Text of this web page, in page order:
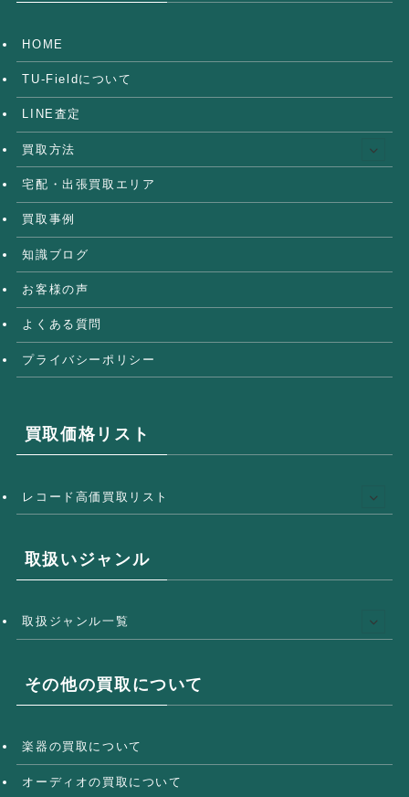
HOME
TU-Fieldについて
LINE査定
買取方法
宅配・出張買取エリア
買取事例
知識ブログ
お客様の声
よくある質問
プライバシーポリシー
買取価格リスト
レコード高価買取リスト
取扱いジャンル
取扱ジャンル一覧
その他の買取について
楽器の買取について
オーディオの買取について